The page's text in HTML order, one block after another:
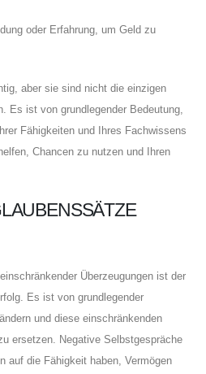
oder Erfahrung, um Geld zu
aber sie sind nicht die einzigen
Es ist von grundlegender Bedeutung,
Fähigkeiten und Ihres Fachwissens
Chancen zu nutzen und Ihren
Überzeugungen ist der
Es ist von grundlegender
und diese einschränkenden
ersetzen. Negative Selbstgespräche
auf die Fähigkeit haben, Vermögen